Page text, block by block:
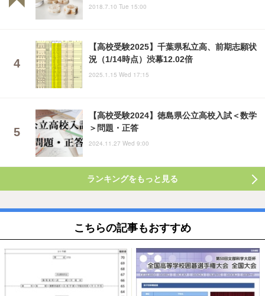
2018.7.10 Tue 15:00
【高校受験2025】千葉県私立高、前期志願状
況（1/14時点）渋幕12.02倍
2025.1.15 Wed 17:15
【高校受験2024】徳島県公立高校入試＜数学
＞問題・正答
2024.11.27 Wed 9:00
ランキングをもっと見る
こちらの記事もおすすめ